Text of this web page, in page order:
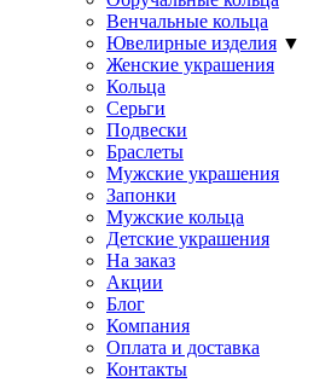
Венчальные кольца
Ювелирные изделия ▼
Женские украшения
Кольца
Серьги
Подвески
Браслеты
Мужские украшения
Запонки
Мужские кольца
Детские украшения
На заказ
Акции
Блог
Компания
Оплата и доставка
Контакты